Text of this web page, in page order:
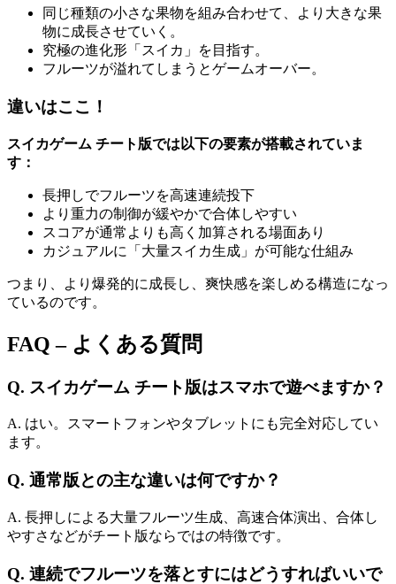
同じ種類の小さな果物を組み合わせて、より大きな果
物に成長させていく。
究極の進化形「スイカ」を目指す。
フルーツが溢れてしまうとゲームオーバー。
違いはここ！
スイカゲーム チート版では以下の要素が搭載されていま
す：
長押しでフルーツを高速連続投下
より重力の制御が緩やかで合体しやすい
スコアが通常よりも高く加算される場面あり
カジュアルに「大量スイカ生成」が可能な仕組み
つまり、より爆発的に成長し、爽快感を楽しめる構造になっ
ているのです。
FAQ – よくある質問
Q. スイカゲーム チート版はスマホで遊べますか？
A. はい。スマートフォンやタブレットにも完全対応してい
ます。
Q. 通常版との主な違いは何ですか？
A. 長押しによる大量フルーツ生成、高速合体演出、合体し
やすさなどがチート版ならではの特徴です。
Q. 連続でフルーツを落とすにはどうすればいいで